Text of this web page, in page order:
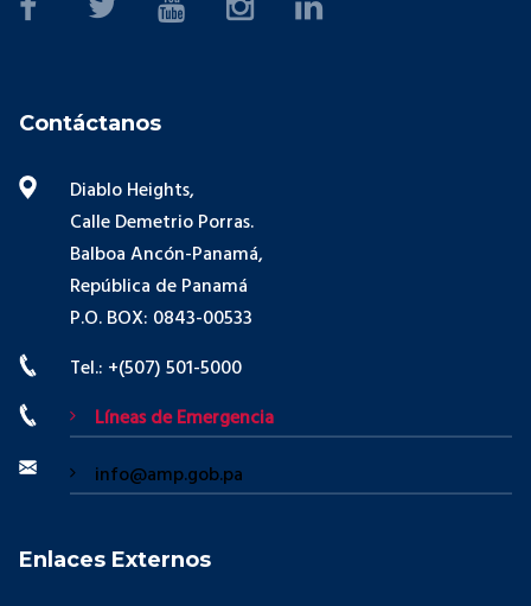
Contáctanos
Diablo Heights,
Calle Demetrio Porras.
Balboa Ancón-Panamá,
República de Panamá
P.O. BOX: 0843-00533
Tel.: +(507) 501-5000
Líneas de Emergencia
info@amp.gob.pa
Enlaces Externos